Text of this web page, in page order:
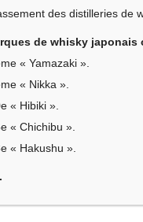
des distilleries de
de whisky
« Yamazaki ».
« Nikka ».
« Hibiki ».
« Chichibu ».
« Hakushu ».